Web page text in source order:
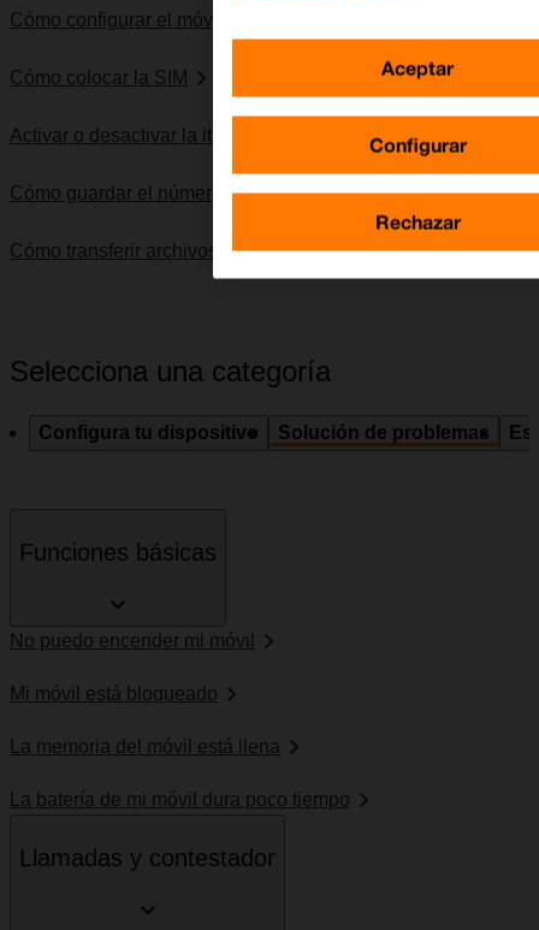
Cómo configurar el móvil para internet
Cómo colocar la SIM
Activar o desactivar la itinerancia de datos
Cómo guardar el número del contestador
Cómo transferir archivos entre el ordenador y el móvil
Selecciona una categoría
Configura tu dispositivo Solución de problemas
Funciones básicas
No puedo encender mi móvil
Mi móvil está bloqueado
La memoria del móvil está llena
La batería de mi móvil dura poco tiempo
Llamadas y contestador
Configurar
Rechazar
Aceptar